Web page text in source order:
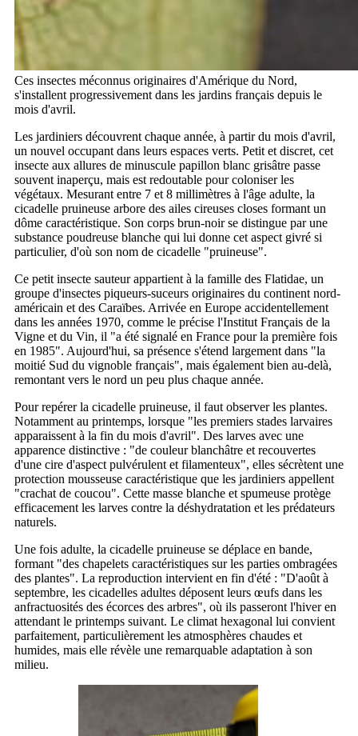
Ces insectes méconnus originaires d'Amérique du Nord,
s'installent progressivement dans les jardins français depuis le
mois d'avril.
Les jardiniers découvrent chaque année, à partir du mois d'avril,
un nouvel occupant dans leurs espaces verts. Petit et discret, cet
insecte aux allures de minuscule papillon blanc grisâtre passe
souvent inaperçu, mais est redoutable pour coloniser les
végétaux. Mesurant entre 7 et 8 millimètres à l'âge adulte, la
cicadelle pruineuse arbore des ailes cireuses closes formant un
dôme caractéristique. Son corps brun-noir se distingue par une
substance poudreuse blanche qui lui donne cet aspect givré si
particulier, d'où son nom de cicadelle "pruineuse".
Ce petit insecte sauteur appartient à la famille des Flatidae, un
groupe d'insectes piqueurs-suceurs originaires du continent nord-
américain et des Caraïbes. Arrivée en Europe accidentellement
dans les années 1970, comme le précise l'Institut Français de la
Vigne et du Vin, il "a été signalé en France pour la première fois
en 1985". Aujourd'hui, sa présence s'étend largement dans "la
moitié Sud du vignoble français", mais également bien au-delà,
remontant vers le nord un peu plus chaque année.
Pour repérer la cicadelle pruineuse, il faut observer les plantes.
Notamment au printemps, lorsque "les premiers stades larvaires
apparaissent à la fin du mois d'avril". Des larves avec une
apparence distinctive : "de couleur blanchâtre et recouvertes
d'une cire d'aspect pulvérulent et filamenteux", elles sécrètent une
protection mousseuse caractéristique que les jardiniers appellent
"crachat de coucou". Cette masse blanche et spumeuse protège
efficacement les larves contre la déshydratation et les prédateurs
naturels.
Une fois adulte, la cicadelle pruineuse se déplace en bande,
formant "des chapelets caractéristiques sur les parties ombragées
des plantes". La reproduction intervient en fin d'été : "D'août à
septembre, les cicadelles adultes déposent leurs œufs dans les
anfractuosités des écorces des arbres", où ils passeront l'hiver en
attendant le printemps suivant. Le climat hexagonal lui convient
parfaitement, particulièrement les atmosphères chaudes et
humides, mais elle révèle une remarquable adaptation à son
milieu.